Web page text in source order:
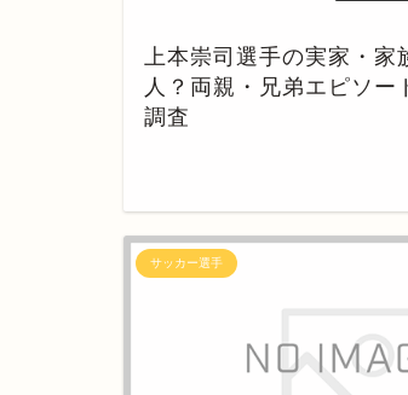
上本崇司選手の実家・家
人？両親・兄弟エピソー
調査
サッカー選手